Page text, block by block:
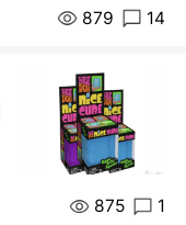
879 14
875 1